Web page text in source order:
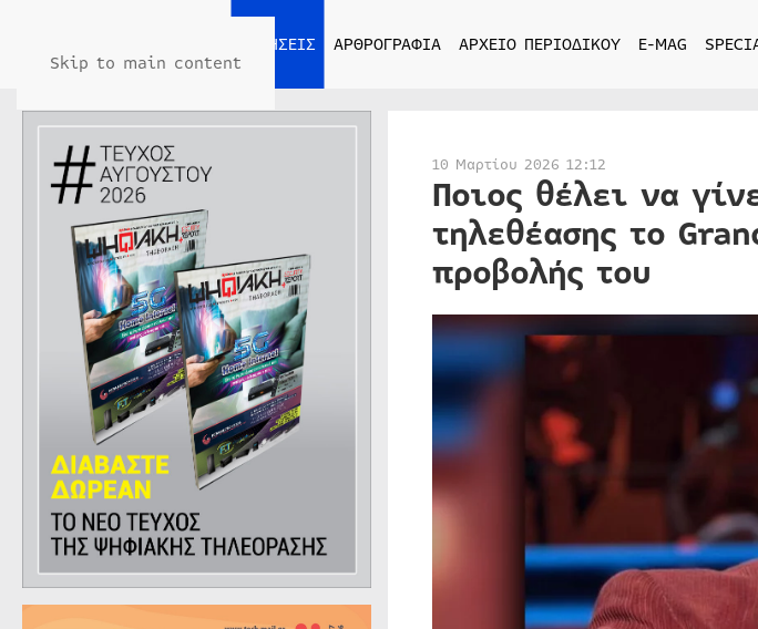
Skip to main content
ΕΙΔΗΣΕΙΣ ΑΡΘΡΟΓΡΑΦΙΑ ΑΡΧΕΙΟ ΠΕΡΙΟΔΙΚΟΥ E-MAG
10 Μαρτίου 2026 12:12
Ποιος θέλει να
τηλεθέασης το
προβολής του